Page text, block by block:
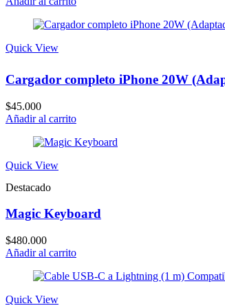
$1.849.900.$2.199.900.
Quick View
Cargador completo iPhone 20W
$45.000
Añadir al carrito
Quick View
Destacado
Magic Keyboard
$480.000
Añadir al carrito
Quick View